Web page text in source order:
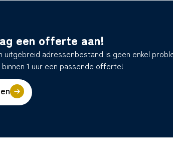
een offerte aan!
adressenbestand is geen enkel
1 uur een passende offerte!